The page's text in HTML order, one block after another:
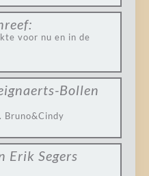
voor nu en in de
Bollen
Bruno&Cindy
Erik Segers